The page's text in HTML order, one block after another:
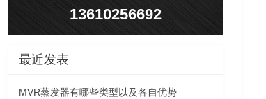
13610256692
最近发表
MVR蒸发器有哪些类型以及各自优势